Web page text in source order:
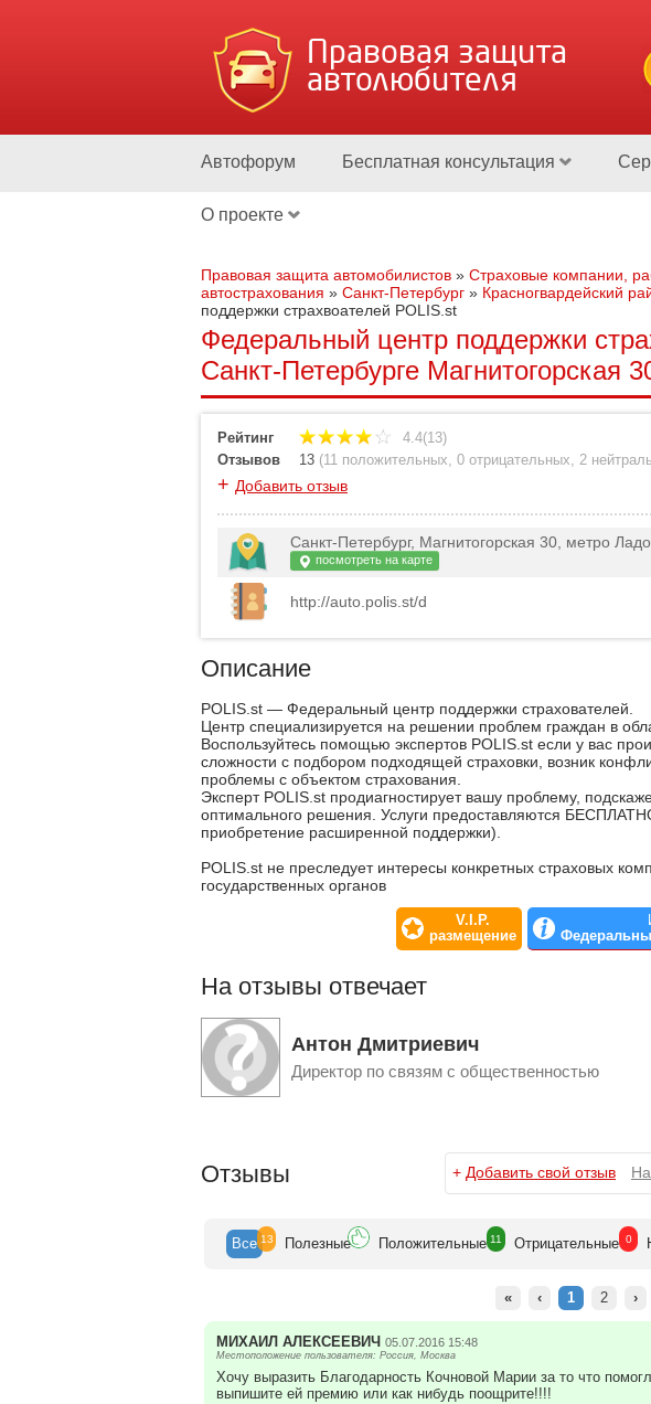
Правовая защита
автолюбителя
Автофорум Бесплатная консультация
О проекте
Правовая защита автомобилистов » Страховые компании,
автострахования » Санкт-Петербург » Красногвардейский
поддержки страхвоателей POLIS.st
Федеральный центр поддержки
Санкт-Петербурге Магнитогорская
Рейтинг
4.4(13)
Отзывов
13 (11 положительных, 0 отрицательных, 2
+ Добавить отзыв
Санкт-Петербург, Магнитогорская 30, метро
посмотреть на карте
http://auto.polis.st/d
Описание
POLIS.st — Федеральный центр поддержки страхователей.
Центр специализируется на решении проблем граждан в
Воспользуйтесь помощью экспертов POLIS.st если у вас
сложности с подбором подходящей страховки, возник
проблемы с объектом страхования.
Эксперт POLIS.st продиагностирует вашу проблему,
оптимального решения. Услуги предоставляются
приобретение расширенной поддержки).
POLIS.st не преследует интересы конкретных страховых
государственных органов
V.I.P.
размещение
На отзывы отвечает
Антон Дмитриевич
Директор по связям с общественностью
Отзывы + Добавить свой отзыв
Все 13 Полезные Положительные 11 Отрицательные 0
« ‹ 1 2 ›
МИХАИЛ АЛЕКСЕЕВИЧ 05.07.2016 15:48
Местоположение пользователя: Россия, Москва
Хочу выразить Благодарность Кочновой Марии за то что
выпишите ей премию или как нибудь поощрите!!!!